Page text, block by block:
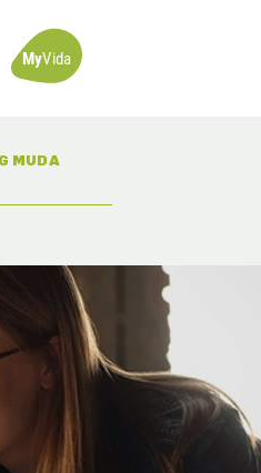
MyVida
MUDA
(CURRENT)